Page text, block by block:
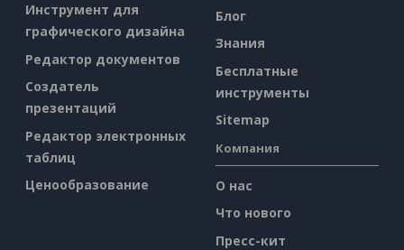
Инструмент для
графического дизайна
Редактор документов
Создатель
презентаций
Редактор электронных
таблиц
Ценообразование
Блог
Знания
Бесплатные
инструменты
Sitemap
Компания
О нас
Что нового
Пресс-кит